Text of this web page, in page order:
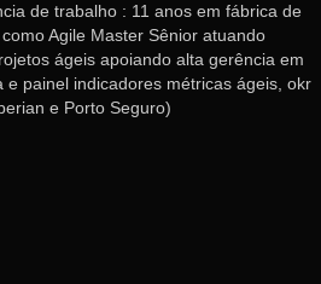
de trabalho : 11 anos em fábrica de
Agile Master Sênior atuando
ágeis apoiando alta gerência em
e painel indicadores métricas ágeis, okr
e Porto Seguro)